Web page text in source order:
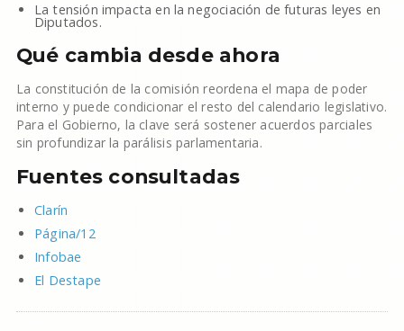
La tensión impacta en la negociación de futuras leyes en
Diputados.
Qué cambia desde ahora
La constitución de la comisión reordena el mapa de poder
interno y puede condicionar el resto del calendario legislativo.
Para el Gobierno, la clave será sostener acuerdos parciales
sin profundizar la parálisis parlamentaria.
Fuentes consultadas
Clarín
Página/12
Infobae
El Destape